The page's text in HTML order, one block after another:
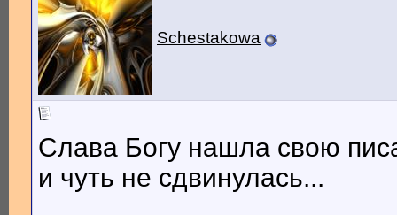
Schestakowa
Слава Богу нашла свою
и чуть не сдвинулась...